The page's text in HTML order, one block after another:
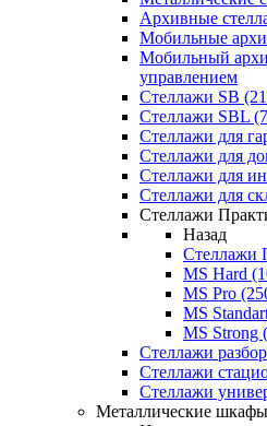
Архивные
Мобильные
Мобильный
управлением
Стеллажи SB
Стеллажи SBL
Стеллажи для
Стеллажи для
Стеллажи для
Стеллажи для
Стеллажи
Назад
Стеллажи
MS Hard
MS Pro
MS
MS Strong
Стеллажи
Стеллажи
Стеллажи
Металлические шкафы